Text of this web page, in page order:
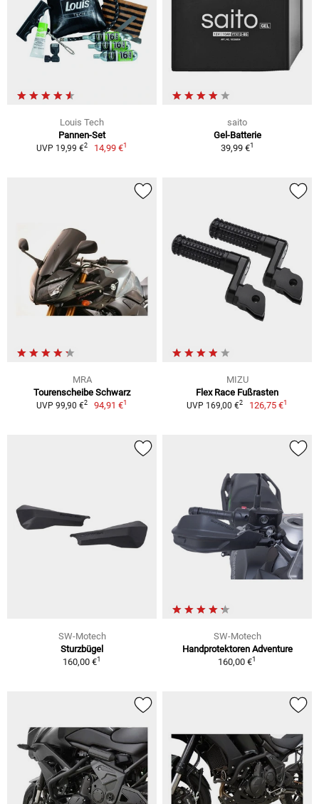
Louis Tech
Pannen-Set
UVP 19,99 €2 14,99 €1
saito
Gel-Batterie
39,99 €1
MRA
Tourenscheibe Schwarz
UVP 99,90 €2 94,91 €1
MIZU
Flex Race Fußrasten
UVP 169,00 €2 126,75 €1
SW-Motech
Sturzbügel
160,00 €1
SW-Motech
Handprotektoren Adventure
160,00 €1